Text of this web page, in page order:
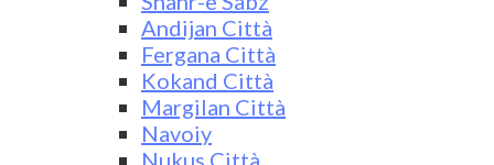
Andijan Città
Fergana Città
Kokand Città
Margilan Città
Navoiy
Nukus Città